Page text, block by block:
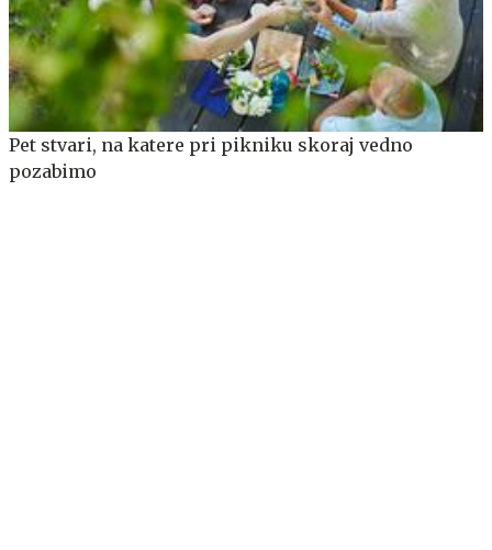
Pet stvari, na katere pri pikniku skoraj vedno
pozabimo